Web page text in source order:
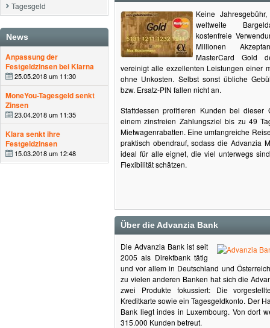
Tagesgeld
News
Anpassung der
Festgeldzinsen bei Klarna
25.05.2018 um 11:30
MoneYou-Tagesgeld senkt
Zinsen
23.04.2018 um 11:35
Klara senkt ihre
Festgeldzinsen
15.03.2018 um 12:48
Keine
weltweite
kostenfreie
Millionen
MasterCard Gold
vereinigt alle exzellenten Leistungen einer
ohne Unkosten. Selbst sonst übliche
bzw. Ersatz-PIN fallen nicht an.
Stattdessen profitieren Kunden bei dieser
einem zinsfreien Zahlungsziel bis zu 49
Mietwagenrabatten. Eine umfangreiche
praktisch obendrauf, sodass die Advanzia
ideal für alle eignet, die viel unterwegs
Flexibilität schätzen.
Über die Advanzia Bank
Die Advanzia Bank ist seit
2005 als Direktbank tätig
und vor allem in Deutschland und
zu vielen anderen Banken hat sich die
zwei Produkte fokussiert: Die
Kreditkarte sowie ein Tagesgeldkonto. Der
Bank liegt indes in Luxembourg. Von dort
315.000 Kunden betreut.